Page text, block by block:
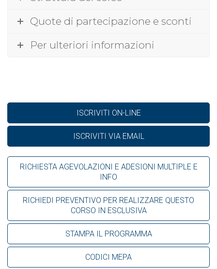
Quote di partecipazione e sconti
Per ulteriori informazioni
ISCRIVITI ON-LINE
ISCRIVITI VIA EMAIL
RICHIESTA AGEVOLAZIONI E ADESIONI MULTIPLE E
INFO
RICHIEDI PREVENTIVO PER REALIZZARE QUESTO
CORSO IN ESCLUSIVA
STAMPA IL PROGRAMMA
CODICI MEPA